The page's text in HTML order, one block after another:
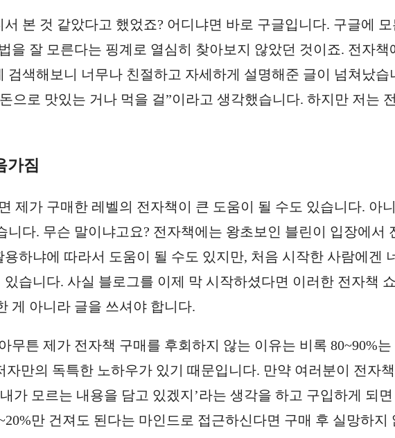
본 것 같았다고 했었죠? 어디냐면 바로 구글입니다. 구글에 모
을 잘 모른다는 핑계로 열심히 찾아보지 않았던 것이죠. 전자책
검색해보니 너무나 친절하고 자세하게 설명해준 글이 넘쳐났습
으로 맛있는 거나 먹을 걸”이라고 생각했습니다. 하지만 저는
가짐
제가 구매한 레벨의 전자책이 큰 도움이 될 수도 있습니다. 아
다. 무슨 말이냐고요? 전자책에는 왕초보인 블린이 입장에서
하냐에 따라서 도움이 될 수도 있지만, 처음 시작한 사람에겐
습니다. 사실 블로그를 이제 막 시작하셨다면 이러한 전자책
게 아니라 글을 쓰셔야 합니다.
무튼 제가 전자책 구매를 후회하지 않는 이유는 비록 80~90%
자만의 독특한 노하우가 있기 때문입니다. 만약 여러분이 전자
가 모르는 내용을 담고 있겠지’라는 생각을 하고 구입하게 되
만 건져도 된다는 마인드로 접근하신다면 구매 후 실망하지